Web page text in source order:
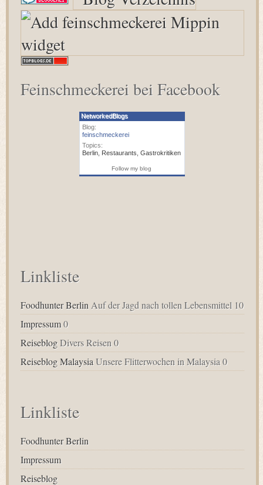
Feinschmeckerei bei Facebook
NetworkedBlogs
Blog:
feinschmeckerei
Topics:
Berlin Restaurants ,Gastrokritiken
Follow my blog
Linkliste
Foodhunter Berlin Auf der Jagd nach tollen Lebensmittel 10
Impressum0
ReiseblogDivers Reisen 0
Reiseblog MalaysiaUnsere Flitterwochen in Malaysia 0
Linkliste
Foodhunter Berlin
Impressum
Reiseblog